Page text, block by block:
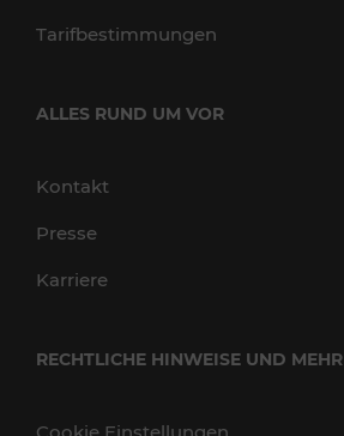
Tarifbestimmungen
ALLES RUND UM VOR
Kontakt
Presse
Karriere
RECHTLICHE HINWEISE UND MEHR